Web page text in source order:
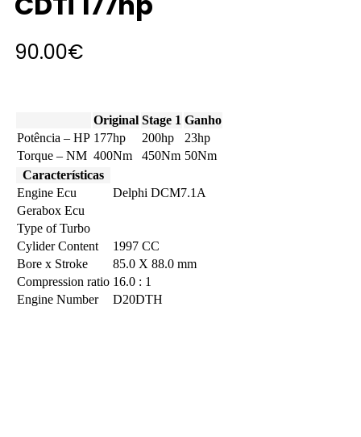
90.00€
Original Stage 1 Ganho
Potência – HP 177hp 200hp
23hp
Torque – NM 400Nm 450Nm 50Nm
Características
Engine Ecu
Delphi DCM7.1A
Gerabox Ecu
Type of Turbo
Cylider Content
1997 CC
Bore x Stroke
85.0 X 88.0 mm
Compression ratio 16.0 : 1
Engine Number
D20DTH